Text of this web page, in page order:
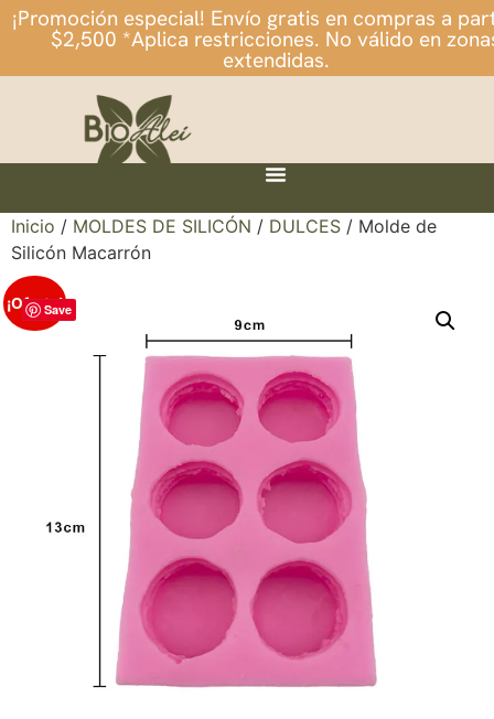
¡Promoción especial! Envío gratis en compras a
$2,500 *Aplica restricciones. No válido en
extendidas.
Inicio / MOLDES DE SILICÓN / DULCES / Molde de
Silicón Macarrón
¡Oferta!
Save